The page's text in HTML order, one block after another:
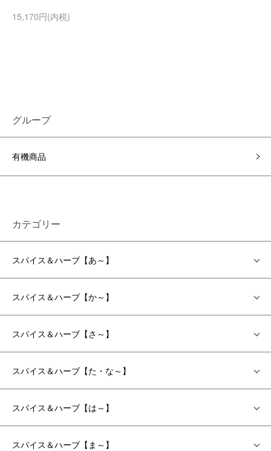
15,170円(内税)
グループ
有機商品
カテゴリー
スパイス＆ハーブ【あ～】
スパイス＆ハーブ【か～】
スパイス＆ハーブ【さ～】
スパイス＆ハーブ【た・な～】
スパイス＆ハーブ【は～】
スパイス＆ハーブ【ま～】